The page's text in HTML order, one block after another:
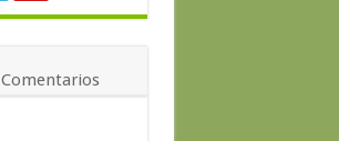
Comentarios